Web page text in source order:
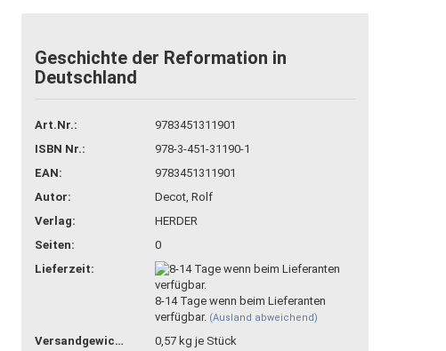
Passwort vergessen?
Geschichte der Reformation in
Deutschland
Art.Nr.:
9783451311901
ISBN Nr.:
978-3-451-31190-1
EAN:
9783451311901
Autor:
Decot, Rolf
Verlag:
HERDER
Seiten:
0
Lieferzeit:
8-14 Tage wenn beim Lieferanten
verfügbar. (Ausland abweichend)
Versandgewicht: 0,57 kg je Stück